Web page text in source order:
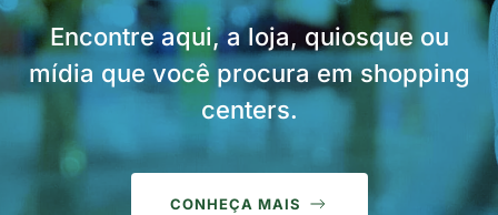
Encontre aqui, a loja, quiosque ou
mídia que você procura em shopping
centers.
CONHEÇA MAIS